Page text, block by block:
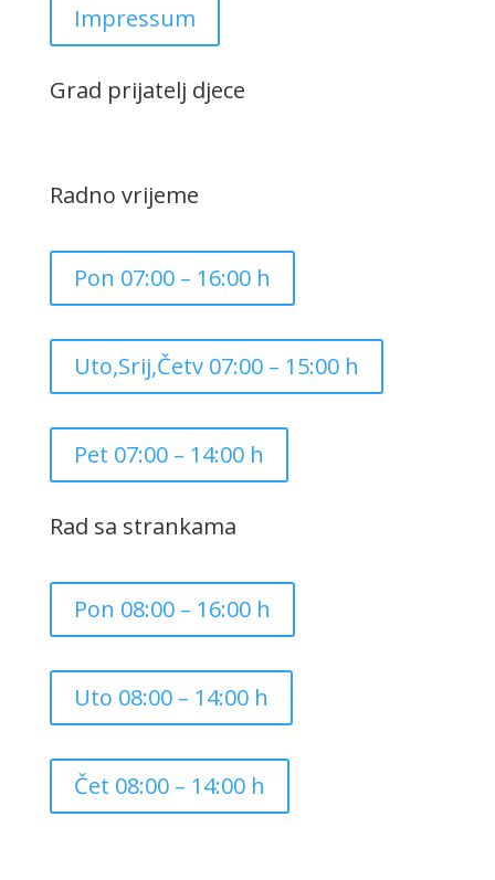
Impressum
Grad prijatelj djece
Radno vrijeme
Pon 07:00 – 16:00 h
Uto,Srij,Četv 07:00 – 15:00 h
Pet 07:00 – 14:00 h
Rad sa strankama
Pon 08:00 – 16:00 h
Uto 08:00 – 14:00 h
Čet 08:00 – 14:00 h